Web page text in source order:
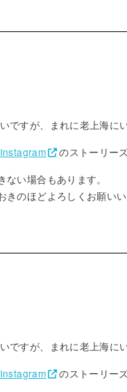
ですが、まれに老上海に
Instagram
のストーリー
い場合もあります。
のほどよろしくお願いい
ですが、まれに老上海に
Instagram
のストーリー